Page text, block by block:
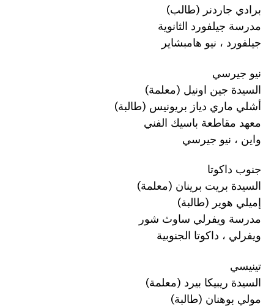
برادي جاردنر (طالب)
مدرسة جيلفورد الثانوية
جيلفورد ، نيو هامبشاير
نيو جيرسي
السيدة جين اونيل (معلمة)
أشلي ماري دياز بريونيس (طالبة)
معهد مقاطعة باسيك الفني
واين ، نيو جيرسي
جنوب داكوتا
السيدة بريت برينان (معلمة)
إميلي هوير (طالبة)
مدرسة ويفرلي ساوث شور
ويفرلي ، داكوتا الجنوبية
تينيسي
السيدة ريبيكا بيرد (معلمة)
مولي بوهنان (طالبة)